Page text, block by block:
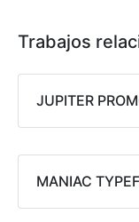
Trabajos
JUPITER
MANIAC